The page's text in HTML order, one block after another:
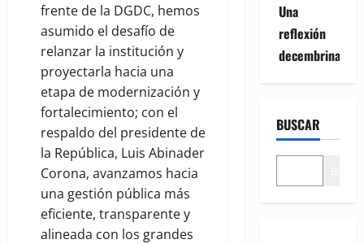
frente de la DGDC, hemos
asumido el desafío de
relanzar la institución y
proyectarla hacia una
etapa de modernización y
fortalecimiento; con el
respaldo del presidente de
la República, Luis Abinader
Corona, avanzamos hacia
una gestión pública más
eficiente, transparente y
alineada con los grandes
Una
reflexión
decembrina
BUSCAR